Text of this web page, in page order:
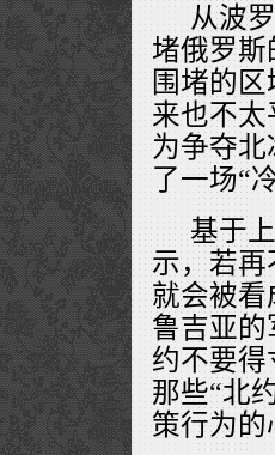
从波
堵俄罗
围堵的
来也不
为争夺
了一场“
基于
示，若
就会被
鲁吉亚
约不要
那些“北
策行为